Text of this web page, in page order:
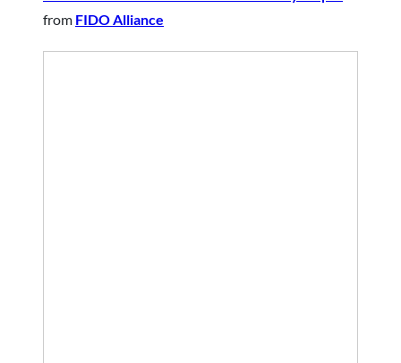
from FIDO Alliance